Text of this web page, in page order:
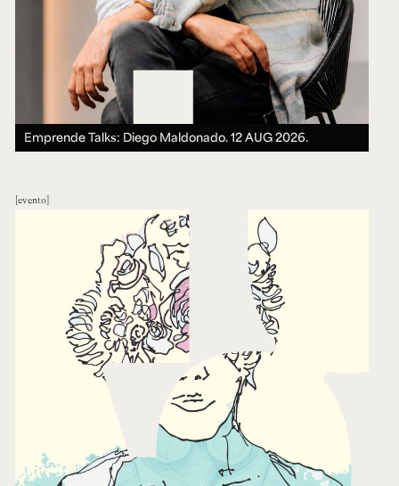
Emprende Talks: Diego Maldonado.12 AUG 2026.
evento